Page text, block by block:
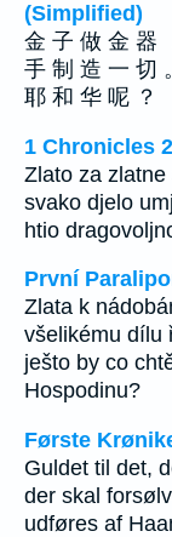
(Simplified)
金 子 做 金 器
手 制 造 一 切
耶 和 华 呢 ？
1 Chronicles
Zlato za
svako djelo
htio
První
Zlata k
všelikému dílu
ješto by co
Hospodinu?
Første
Guldet til det,
der skal
udføres af